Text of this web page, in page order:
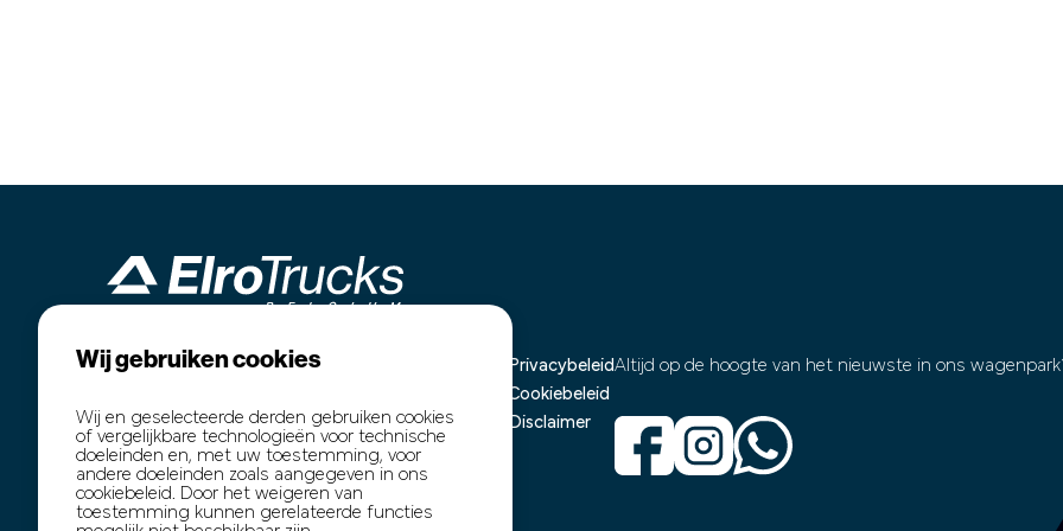
Industrieterrein Kanaal Noord 1636
+32 (0)89 77 74 60
+32 (0)474 54 47 91
info@elro-trucks.be
Inkoop
Transport
Over ons
Contact
Privacybeleid
Cookiebeleid
Disclaimer
Altijd op de hoogte van het nieuwste in ons
Wij gebruiken cookies
Wij en geselecteerde derden gebruiken cookies
of vergelijkbare technologieën voor technische
doeleinden en, met uw toestemming, voor
andere doeleinden zoals aangegeven in ons
cookiebeleid. Door het weigeren van
toestemming kunnen gerelateerde functies